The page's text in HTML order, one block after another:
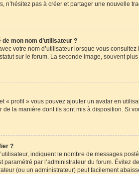
n’hésitez pas à créer et partager une nouvelle
mon nom d’utilisateur ?
votre nom d’utilisateur lorsque vous
sur le forum. La seconde image, souvent
« profil » vous pouvez ajouter un avatar en
la manière dont ils sont mis à disposition. Si
?
indiquent le nombre de messages
paramétré par l’administrateur du forum.
(ou un administrateur) peut facilement